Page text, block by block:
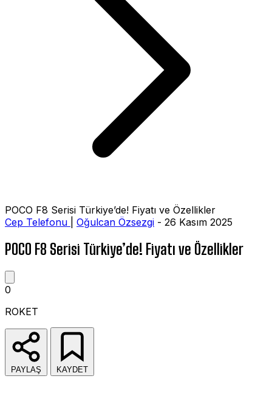
POCO F8 Serisi Türkiye’de! Fiyatı ve Özellikler
Cep Telefonu
Oğulcan Özsezgi - 26 Kasım 2025
POCO F8 Serisi Türkiye’de! Fiyatı ve Özellikler
0
ROKET
PAYLAŞ KAYDET